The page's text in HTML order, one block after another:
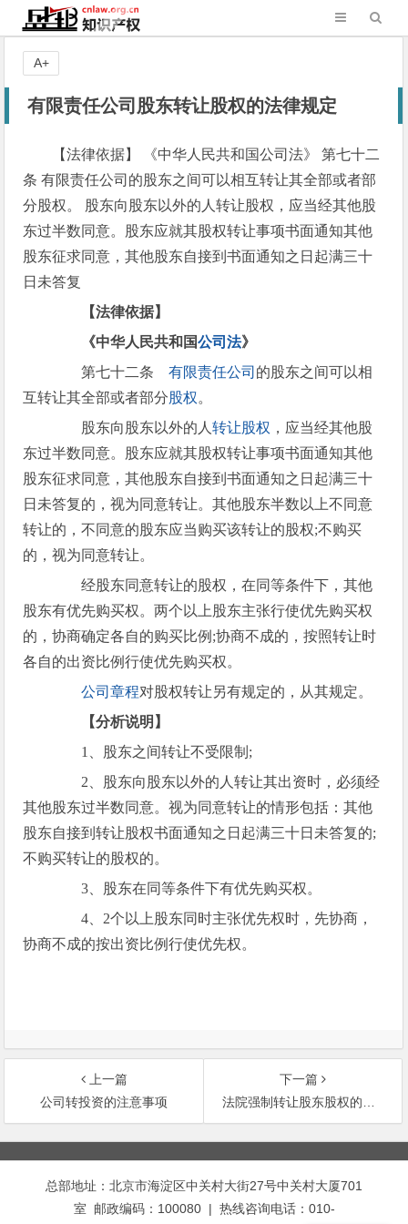
有限责任公司股东转让股权的法律规定
【法律依据】 《中华人民共和国公司法》 第七十二
条 有限责任公司的股东之间可以相互转让其全部或者部
分股权。 股东向股东以外的人转让股权，应当经其他股
东过半数同意。股东应就其股权转让事项书面通知其他
股东征求同意，其他股东自接到书面通知之日起满三十
日未答复
【法律依据】
《中华人民共和国公司法》
第七十二条有限责任公司 的股东之间可以相
互转让其全部或者部分股权。
股东向股东以外的人转让股权 ，应当经其他股
东过半数同意。股东应就其股权转让事项书面通知其他
股东征求同意，其他股东自接到书面通知之日起满三十
日未答复的，视为同意转让。其他股东半数以上不同意
转让的，不同意的股东应当购买该转让的股权;不购买
的，视为同意转让。
经股东同意转让的股权，在同等条件下，其他
股东有优先购买权。两个以上股东主张行使优先购买权
的，协商确定各自的购买比例;协商不成的，按照转让时
各自的出资比例行使优先购买权。
公司章程对股权转让另有规定的，从其规定。
【分析说明】
1、股东之间转让不受限制;
2、股东向股东以外的人转让其出资时，必须经
其他股东过半数同意。视为同意转让的情形包括：其他
股东自接到转让股权书面通知之日起满三十日未答复的;
不购买转让的股权的。
3、股东在同等条件下有优先购买权。
4、2个以上股东同时主张优先权时，先协商，
协商不成的按出资比例行使优先权。
A+
上一篇
公司转投资的注意事项
下一篇
法院强制转让股东股权的程序
文
章
总部地址：北京市海淀区中关村大街27号中关村大厦701
室 邮政编码：100080 | 热线咨询电话：010-